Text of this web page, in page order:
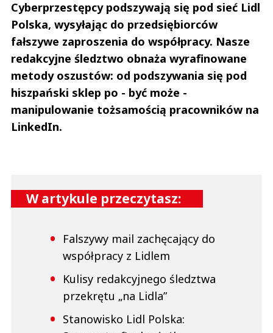
Anuluj
Prześlij komentarz
Cyberprzestępcy podszywają się pod sieć Lidl
Polska, wysyłając do przedsiębiorców
fałszywe zaproszenia do współpracy. Nasze
redakcyjne śledztwo obnaża wyrafinowane
metody oszustów: od podszywania się pod
hiszpański sklep po - być może -
manipulowanie tożsamością pracowników na
LinkedIn.
W artykule przeczytasz:
Falszywy mail zachęcający do
współpracy z Lidlem
Kulisy redakcyjnego śledztwa
przekrętu „na Lidla”
Stanowisko Lidl Polska: